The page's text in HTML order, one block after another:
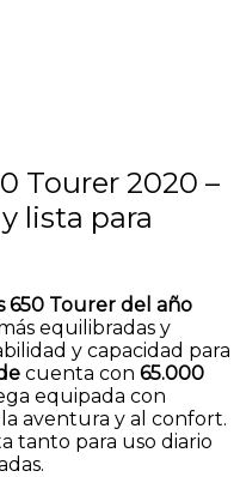
Tourer 2020 –
lista para
650 Tourer del año
equilibradas y
y capacidad para
cuenta con 65.000
equipada con
aventura y al confort.
tanto para uso diario